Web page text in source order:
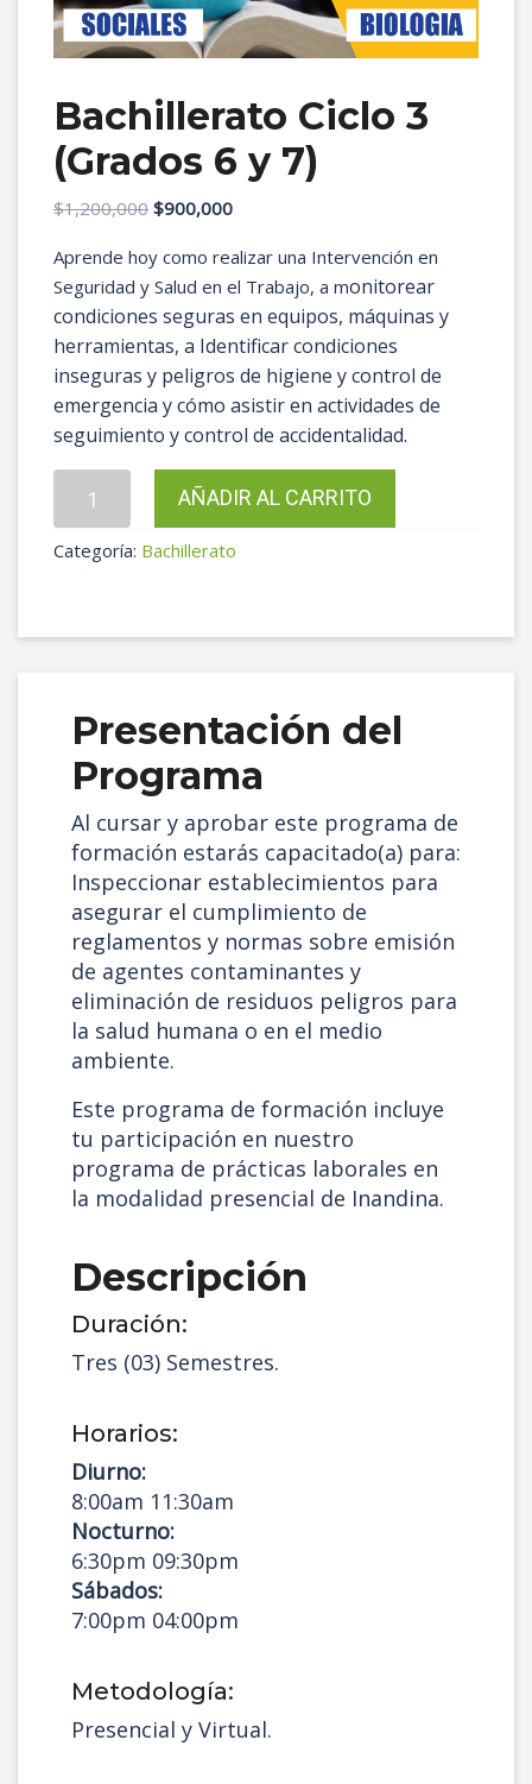
Bachillerato Ciclo 3
(Grados 6 y 7)
$1,200,000 El
original
era:
$1,200,000.
$900,000El
actual
es:
$900,000.
Aprende hoy como realizar una Intervención en
Seguridad y Salud en el Trabajo, a monitorear
condiciones seguras en equipos, máquinas y
herramientas, a Identificar condiciones
inseguras y peligros de higiene y control de
emergencia y cómo asistir en actividades de
seguimiento y control de accidentalidad.
3
y
AÑADIR AL CARRITO
Categoría: Bachillerato
Presentación del
Programa
Al cursar y aprobar este programa de
formación estarás capacitado(a) para:
Inspeccionar establecimientos para
asegurar el cumplimiento de
reglamentos y normas sobre emisión
de agentes contaminantes y
eliminación de residuos peligros para
la salud humana o en el medio
ambiente.
Este programa de formación incluye
tu participación en nuestro
programa de prácticas laborales en
la modalidad presencial de Inandina.
Descripción
Duración:
Tres (03) Semestres.
Horarios:
Diurno:
8:00am 11:30am
Nocturno:
6:30pm 09:30pm
Sábados:
7:00pm 04:00pm
Metodología:
Presencial y Virtual.